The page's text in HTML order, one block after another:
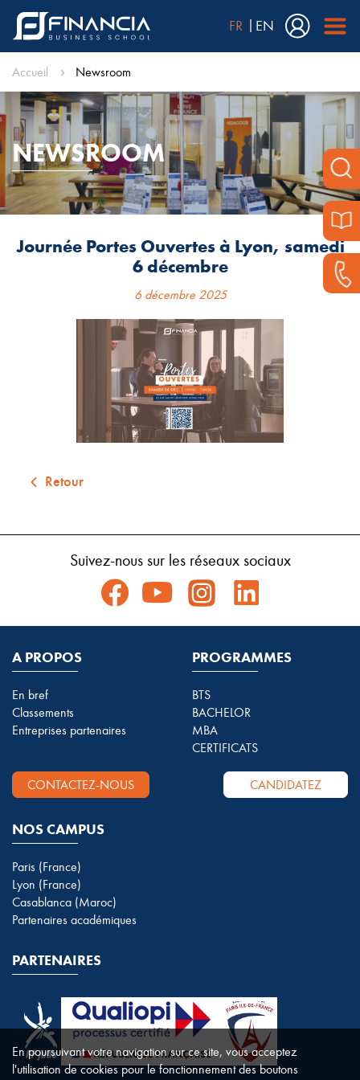
FR EN
Accueil Newsroom
NEWSROOM
Journée Portes Ouvertes à Lyon, samedi
6 décembre
6 décembre 2025
Retour
Suivez-nous sur les réseaux sociaux
A PROPOS
En bref
Classements
Entreprises partenaires
PROGRAMMES
BTS
BACHELOR
MBA
CERTIFICATS
CONTACTEZ-NOUS CANDIDATEZ
NOS CAMPUS
Paris (France)
Lyon (France)
Casablanca (Maroc)
Partenaires académiques
PARTENAIRES
En poursuivant votre navigation sur ce site, vous acceptez
l'utilisation de cookies pour le fonctionnement des boutons